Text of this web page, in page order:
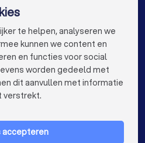
in Amsterdam
in Rotterdam
in Den Haag
in Utrecht
in Tilburg
keyboard_arrow_down
te helpen, analyseren we
kunnen we content en
en functies voor social
worden gedeeld met
dit aanvullen met informatie
verstrekt.
accepteren